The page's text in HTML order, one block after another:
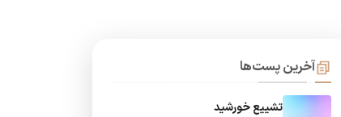
آخرین پست‌ها
تشییع خورشید